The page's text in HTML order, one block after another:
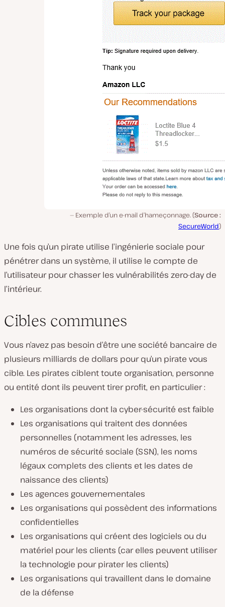
Exemple d’un e-mail d’hameçonnage. (Source :
SecureWorld)
Une fois qu’un pirate utilise l’ingénierie sociale pour
pénétrer dans un système, il utilise le compte de
l’utilisateur pour chasser les vulnérabilités zero-day de
l’intérieur.
Cibles communes
Vous n’avez pas besoin d’être une société bancaire de
plusieurs milliards de dollars pour qu’un pirate vous
cible. Les pirates ciblent toute organisation, personne
ou entité dont ils peuvent tirer profit, en particulier :
Les organisations dont la cyber-sécurité est faible
Les organisations qui traitent des données
personnelles (notamment les adresses, les
numéros de sécurité sociale (SSN), les noms
légaux complets des clients et les dates de
naissance des clients)
Les agences gouvernementales
Les organisations qui possèdent des informations
confidentielles
Les organisations qui créent des logiciels ou du
matériel pour les clients (car elles peuvent utiliser
la technologie pour pirater les clients)
Les organisations qui travaillent dans le domaine
de la défense